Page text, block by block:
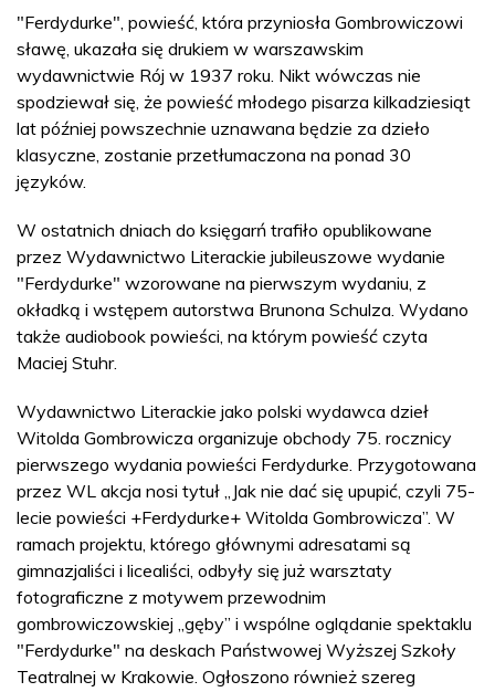
"Ferdydurke", powieść, która przyniosła Gombrowiczowi
sławę, ukazała się drukiem w warszawskim
wydawnictwie Rój w 1937 roku. Nikt wówczas nie
spodziewał się, że powieść młodego pisarza kilkadziesiąt
lat później powszechnie uznawana będzie za dzieło
klasyczne, zostanie przetłumaczona na ponad 30
języków.
W ostatnich dniach do księgarń trafiło opublikowane
przez Wydawnictwo Literackie jubileuszowe wydanie
"Ferdydurke" wzorowane na pierwszym wydaniu, z
okładką i wstępem autorstwa Brunona Schulza. Wydano
także audiobook powieści, na którym powieść czyta
Maciej Stuhr.
Wydawnictwo Literackie jako polski wydawca dzieł
Witolda Gombrowicza organizuje obchody 75. rocznicy
pierwszego wydania powieści Ferdydurke. Przygotowana
przez WL akcja nosi tytuł „Jak nie dać się upupić, czyli 75-
lecie powieści +Ferdydurke+ Witolda Gombrowicza”. W
ramach projektu, którego głównymi adresatami są
gimnazjaliści i licealiści, odbyły się już warsztaty
fotograficzne z motywem przewodnim
gombrowiczowskiej „gęby” i wspólne oglądanie spektaklu
"Ferdydurke" na deskach Państwowej Wyższej Szkoły
Teatralnej w Krakowie. Ogłoszono również szereg